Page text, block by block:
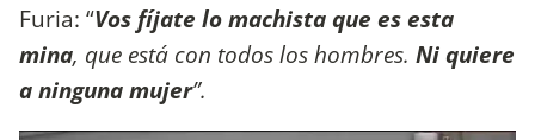
Furia: “Vos fíjate lo machista que es esta
mina, que está con todos los hombres. Ni quiere
a ninguna mujer”.